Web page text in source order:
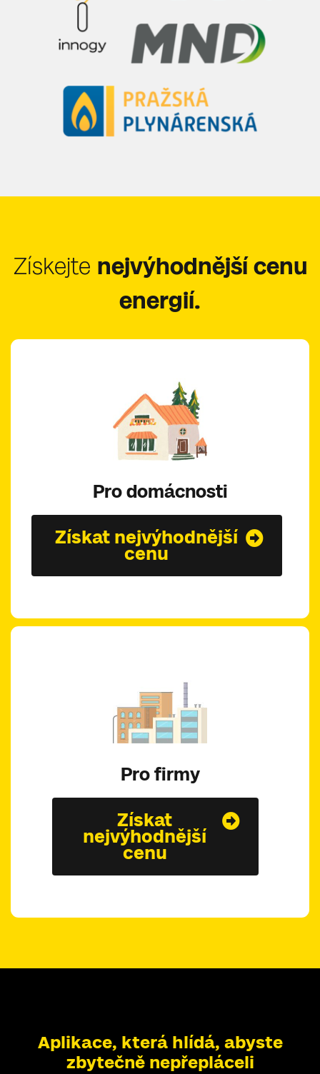
Získejte nejvýhodnější cenu
energií.
Pro domácnosti
Získat nejvýhodnější
cenu
Pro firmy
Získat
nejvýhodnější
cenu
Aplikace, která hlídá, abyste
zbytečně nepřepláceli